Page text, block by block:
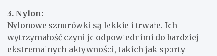
3. Nylon:
Nylonowe sznurówki są lekkie i trwałe. Ich
wytrzymałość czyni je odpowiednimi do bardziej
ekstremalnych aktywności, takich jak sporty